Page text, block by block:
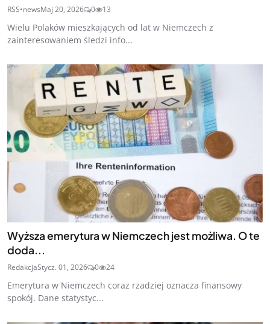
RSS•newsMaj 20, 2026 0 13
Wielu Polaków mieszkających od lat w Niemczech z
zainteresowaniem śledzi info...
Wyższa emerytura w Niemczech jest możliwa. O te
doda...
RedakcjaStycz. 01, 2026 0 24
Emerytura w Niemczech coraz rzadziej oznacza finansowy
spokój. Dane statystyc...